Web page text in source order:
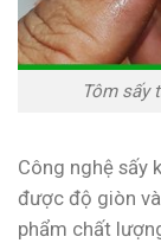
Tôm sấy
Công nghệ sấy
được độ giòn
phẩm chất